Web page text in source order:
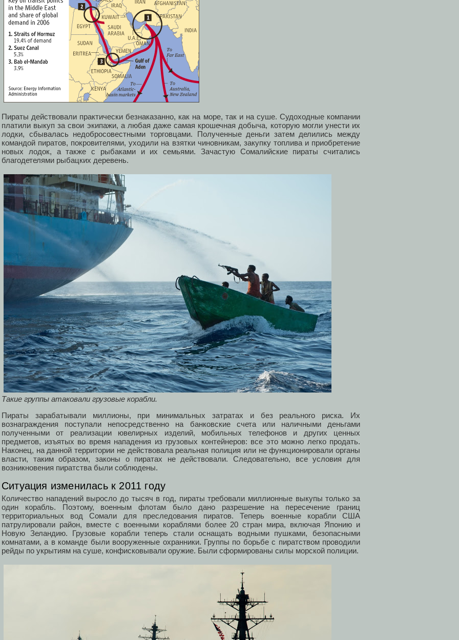
Пираты действовали практически безнаказанно, как на море, так и на суше. Судоходные компании
платили выкуп за свои экипажи, а любая даже самая крошечная добыча, которую могли унести их
лодки, сбывалась недобросовестными торговцами. Полученные деньги затем делились между
командой пиратов, покровителями, уходили на взятки чиновникам, закупку топлива и приобретение
новых лодок, а также с рыбаками и их семьями. Зачастую Сомалийские пираты считались
благодетелями рыбацких деревень.
Такие группы атаковали грузовые корабли.
Пираты зарабатывали миллионы, при минимальных затратах и без реального риска. Их
вознаграждения поступали непосредственно на банковские счета или наличными деньгами
полученными от реализации ювелирных изделий, мобильных телефонов и других ценных
предметов, изъятых во время нападения из грузовых контейнеров: все это можно легко продать.
Наконец, на данной территории не действовала реальная полиция или не функционировали органы
власти, таким образом, законы о пиратах не действовали. Следовательно, все условия для
возникновения пиратства были соблюдены.
Ситуация изменилась к 2011 году
Количество нападений выросло до тысяч в год, пираты требовали миллионные выкупы только за
один корабль. Поэтому, военным флотам было дано разрешение на пересечение границ
территориальных вод Сомали для преследования пиратов. Теперь военные корабли США
патрулировали район, вместе с военными кораблями более 20 стран мира, включая Японию и
Новую Зеландию. Грузовые корабли теперь стали оснащать водными пушками, безопасными
комнатами, а в команде были вооруженные охранники. Группы по борьбе с пиратством проводили
рейды по укрытиям на суше, конфисковывали оружие. Были сформированы силы морской полиции.